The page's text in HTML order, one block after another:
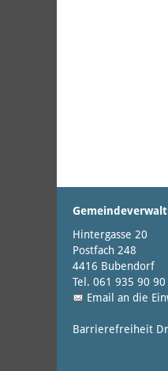
Hintergasse 20
Postfach 248
4416 Bubendorf
Tel. 061 935 90 90
Email an die
Barrierefreiheit